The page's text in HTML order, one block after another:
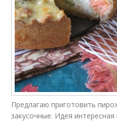
Предлагаю приготовить
закусочные. Идея